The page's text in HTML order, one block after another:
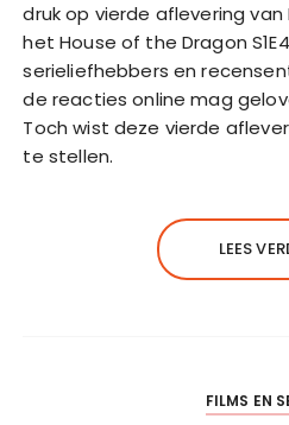
druk op vierde aflevering van
het House of the Dragon
serieliefhebbers en
de reacties online mag
Toch wist deze vierde
te stellen.
LEES
FILMS EN